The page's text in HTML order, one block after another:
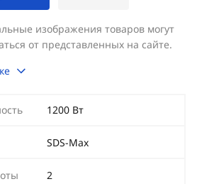
изображения товаров могут
от представленных на сайте.
1200 Вт
SDS-Max
2